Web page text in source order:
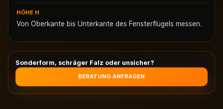
HÖHE H
Von Oberkante bis Unterkante des Fensterflügels messen.
Sonderform, schräger Falz oder unsicher?
BERATUNG ANFRAGEN